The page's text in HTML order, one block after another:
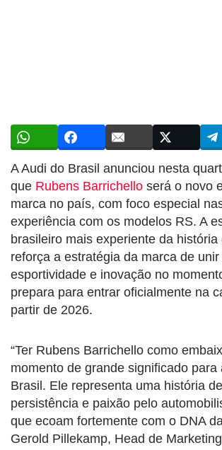
A Audi do Brasil anunciou nesta
que Rubens Barrichello será o novo
marca no país, com foco especial
experiência com os modelos RS. A
brasileiro mais experiente da história
reforça a estratégia da marca de
esportividade e inovação no
prepara para entrar oficialmente na
partir de 2026.
“Ter Rubens Barrichello como
momento de grande significado para
Brasil. Ele representa uma história
persistência e paixão pelo
que ecoam fortemente com o DNA
Gerold Pillekamp, Head de